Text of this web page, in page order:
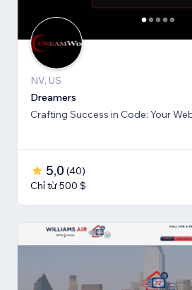
NV, US
Dreamers
Crafting Success in Code: Your
5,0 (40)
Chỉ từ 500 $